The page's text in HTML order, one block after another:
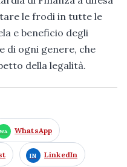
le frodi in tutte le
e beneficio degli
di ogni genere, che
della legalità.
WhatsApp
LinkedIn